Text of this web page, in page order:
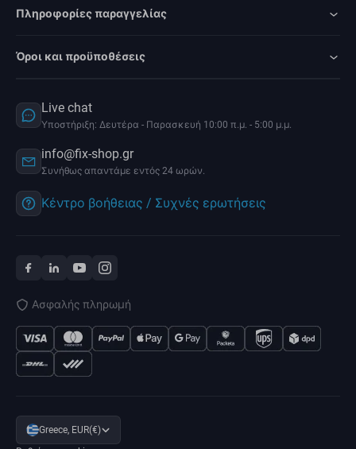
Πληροφορίες παραγγελίας
Όροι και προϋποθέσεις
Live chat
Υποστήριξη: Δευτέρα - Παρασκευή 10:00 π.μ. - 5:00 μ.μ.
info@fix-shop.gr
Συνήθως απαντάμε εντός 24 ωρών.
Κέντρο βοήθειας / Συχνές ερωτήσεις
Ασφαλής πληρωμή
Greece, EUR(€)